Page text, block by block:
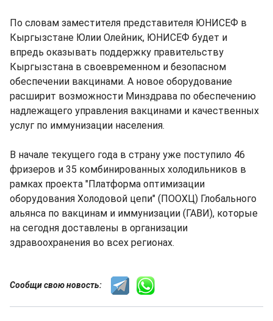
По словам заместителя представителя ЮНИСЕФ в
Кыргызстане Юлии Олейник, ЮНИСЕФ будет и
впредь оказывать поддержку правительству
Кыргызстана в своевременном и безопасном
обеспечении вакцинами. А новое оборудование
расширит возможности Минздрава по обеспечению
надлежащего управления вакцинами и качественных
услуг по иммунизации населения.
В начале текущего года в страну уже поступило 46
фризеров и 35 комбинированных холодильников в
рамках проекта "Платформа оптимизации
оборудования Холодовой цепи" (ПООХЦ) Глобального
альянса по вакцинам и иммунизации (ГАВИ), которые
на сегодня доставлены в организации
здравоохранения во всех регионах.
Сообщи свою новость: